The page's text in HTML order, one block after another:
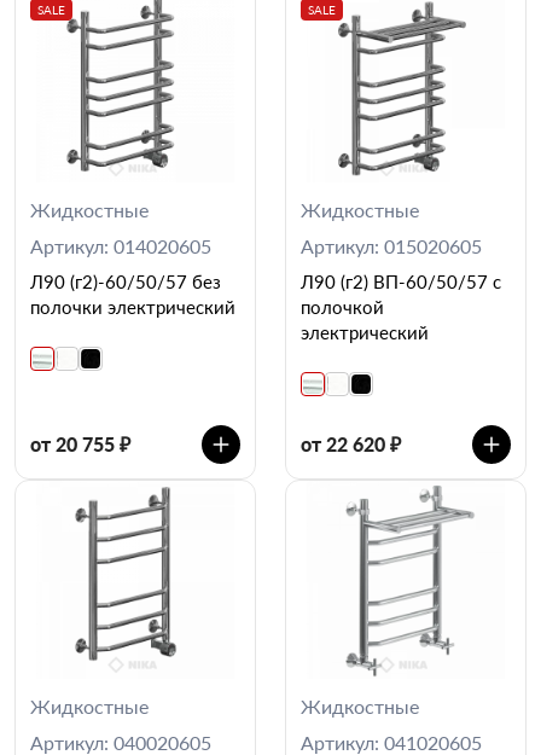
SALE
Жидкостные
Артикул: 014020605
Л90 (г2)-60/50/57 без
полочки электрический
от 20 755 ₽
SALE
Жидкостные
Артикул: 015020605
Л90 (г2) ВП-60/50/57 с
полочкой
электрический
от 22 620 ₽
Жидкостные
Артикул: 040020605
Жидкостные
Артикул: 041020605